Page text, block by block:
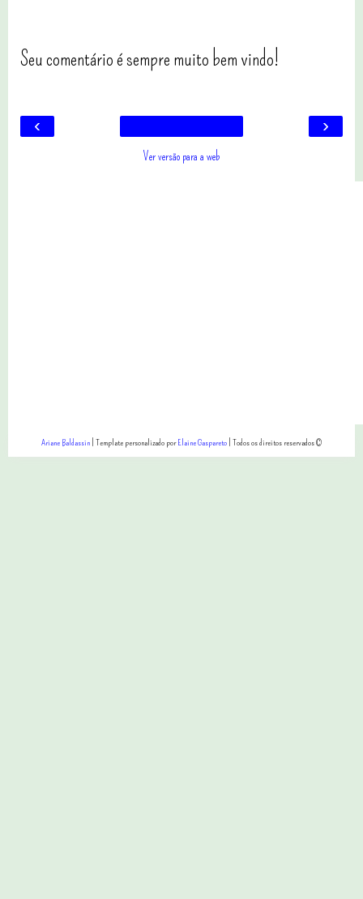
Seu comentário é sempre muito bem vindo!
‹ ›
Ver versão para a web
Ariane Baldassin| Template personalizado porElaine Gaspareto| Todos os direitos reservados ©